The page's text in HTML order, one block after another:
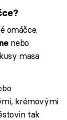
omáčce.
nebo
masa
krémovými
tak